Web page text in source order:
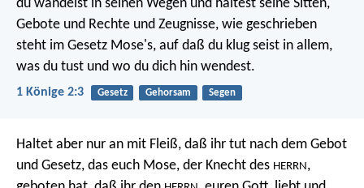
du wandelst in seinen Wegen und haltest seine Sitten,
Gebote und Rechte und Zeugnisse, wie geschrieben
steht im Gesetz Mose's, auf daß du klug seist in allem,
was du tust und wo du dich hin wendest.
1 Könige 2:3 Gesetz Gehorsam Segen
Haltet aber nur an mit Fleiß, daß ihr tut nach dem Gebot
und Gesetz, das euch Mose, der Knecht des HERRN,